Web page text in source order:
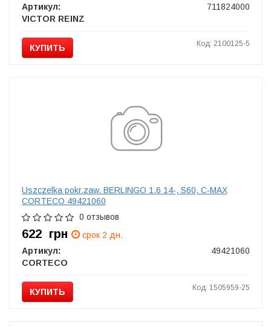
Артикул:
711824000
VICTOR REINZ
КУПИТЬ Код: 2100125-5
Uszczelka pokr.zaw. BERLINGO 1.6 14-, S60, C-MAX
CORTECO 49421060
0 отзывов
622 грн
срок 2 дн.
Артикул:
49421060
CORTECO
КУПИТЬ Код: 1505959-25